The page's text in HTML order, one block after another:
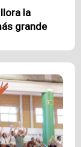
la
grande